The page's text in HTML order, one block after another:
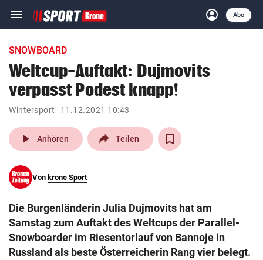
menu Navigation
ein-/ausklappen
account_circle
Anmelden
Abo
close Schließen
account_circle Anmelden
arrow_right
pin_drop
Wien arrow_right
search
eingeben
SNOWBOARD
Weltcup-Auftakt: Dujmovits
verpasst Podest knapp!
Wintersport 11.12.2021 10:43
play_arrow Anhören Teilen
Von krone Sport
Die Burgenländerin Julia Dujmovits hat am
Samstag zum Auftakt des Weltcups der Parallel-
Snowboarder im Riesentorlauf von Bannoje in
Russland als beste Österreicherin Rang vier belegt.